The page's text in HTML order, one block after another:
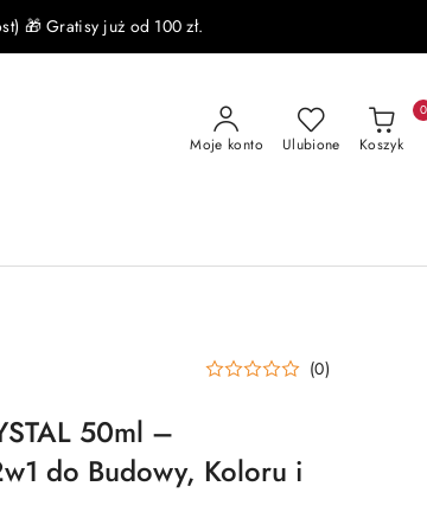
🎁 Gratisy już od 100 zł.
Moje konto Ulubione Koszyk
0
(0)
50ml –
do Budowy, Koloru i